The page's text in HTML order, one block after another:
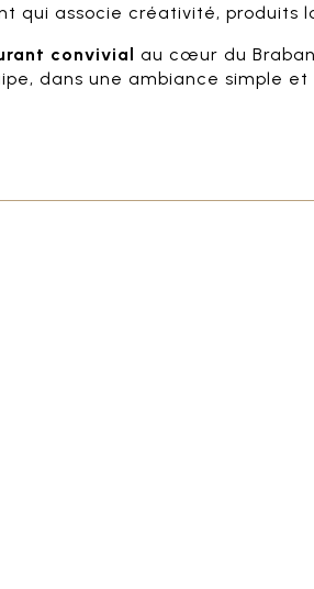
qui associe créativité, produits
convivial au cœur du
dans une ambiance simple et